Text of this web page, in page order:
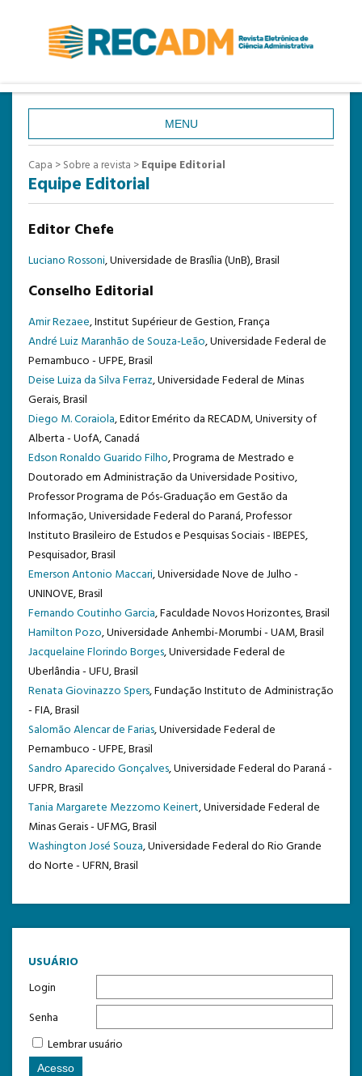
USUÁRIO
Login
Senha
Lembrar usuário
MENU
CAPA
SOBRE
ATUAL
ANTERIORES
ESTATÍSTICAS
TEMPLATE DE SUBMISSÃO
Capa >Sobre a revista >Equipe Editorial
Equipe Editorial
Editor Chefe
Luciano Rossoni, Universidade de Brasília (UnB), Brasil
Conselho Editorial
Amir Rezaee, Institut Supérieur de Gestion, França
André Luiz Maranhão de Souza-Leão, Universidade Federal de
Pernambuco - UFPE, Brasil
Deise Luiza da Silva Ferraz, Universidade Federal de Minas
Gerais, Brasil
Diego M. Coraiola, Editor Emérito da RECADM, University of
Alberta - UofA, Canadá
Edson Ronaldo Guarido Filho, Programa de Mestrado e
Doutorado em Administração da Universidade Positivo,
Professor Programa de Pós-Graduação em Gestão da
Informação, Universidade Federal do Paraná, Professor
Instituto Brasileiro de Estudos e Pesquisas Sociais - IBEPES,
Pesquisador, Brasil
Emerson Antonio Maccari, Universidade Nove de Julho -
UNINOVE, Brasil
Fernando Coutinho Garcia, Faculdade Novos Horizontes, Brasil
Hamilton Pozo, Universidade Anhembi-Morumbi - UAM, Brasil
Jacquelaine Florindo Borges, Universidade Federal de
Uberlândia - UFU, Brasil
Renata Giovinazzo Spers, Fundação Instituto de Administração
- FIA, Brasil
Salomão Alencar de Farias, Universidade Federal de
Pernambuco - UFPE, Brasil
Sandro Aparecido Gonçalves, Universidade Federal do Paraná -
UFPR, Brasil
Tania Margarete Mezzomo Keinert, Universidade Federal de
Minas Gerais - UFMG, Brasil
Washington José Souza, Universidade Federal do Rio Grande
do Norte - UFRN, Brasil